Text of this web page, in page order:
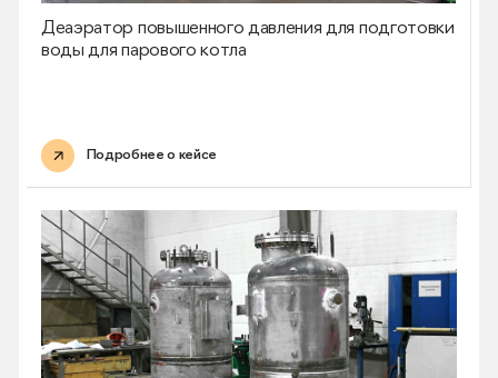
Деаэратор повышенного давления для подготовки
воды для парового котла
Подробнее о кейсе